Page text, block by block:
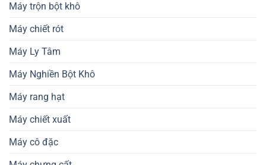
Máy trộn bột khô
Máy chiết rót
Máy Ly Tâm
Máy Nghiền Bột Khô
Máy rang hạt
Máy chiết xuất
Máy cô đặc